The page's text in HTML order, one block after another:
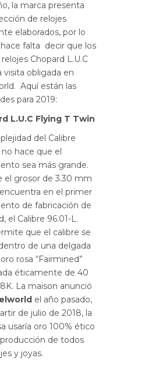
la marca presenta
de relojes
elaborados, por lo
falta decir que los
Chopard L.U.C
visita obligada en
Aquí están las
para 2019:
L.U.C Flying T Twin
del Calibre
no hace que el
sea más grande.
el grosor de 3.30 mm
en el primer
de fabricación de
el Calibre 96.01-L.
que el calibre se
de una delgada
rosa “Fairmined”
éticamente de 40
La maison anunció
el año pasado,
de julio de 2018, la
usaría oro 100% ético
de todos
y joyas.